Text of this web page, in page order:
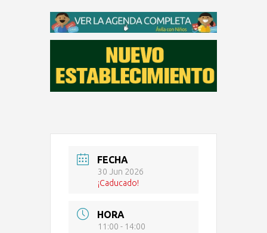
FECHA
30 Jun 2026
¡Caducado!
HORA
11:00 - 14:00